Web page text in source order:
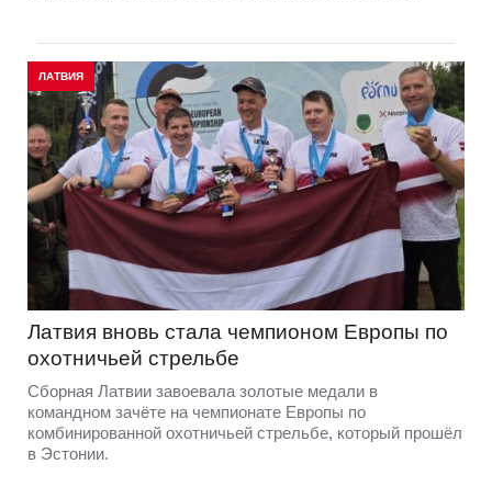
ЛАТВИЯ
Латвия вновь стала чемпионом Европы по
охотничьей стрельбе
Сборная Латвии завоевала золотые медали в
командном зачёте на чемпионате Европы по
комбинированной охотничьей стрельбе, который прошёл
в Эстонии.